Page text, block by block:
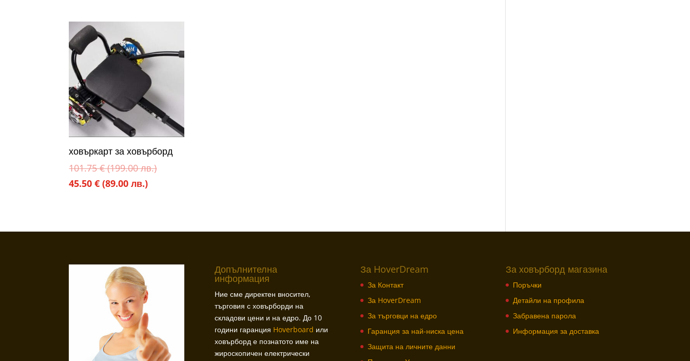
357.90 €
лв.).
е:
(299.00
ховъркарт за ховърборд
101.75€ (199.00 лв.)Original
(199.00
45.50€ (89.00 лв.)Текущата
45.50 €
Допълнителна
информация
Ние сме директен вносител,
търговия с ховърборди на
складови цени и на едро. До 10
години гаранция Hoverboard или
ховърборд е познатото име на
жироскопичен електрически
За HoverDream
За Контакт
За HoverDream
За търговци на едро
Гаранция за най-ниска цена
Защита на личните данни
За ховърборд магазина
Поръчки
Детайли на профила
Забравена парола
Информация за доставка